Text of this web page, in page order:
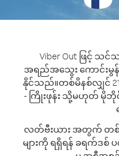
Viber Out ဖြင့်
အရည်အသွေး ကောင်းမွန်
နိုင်သည်။တစ်မိနစ်လျှင်
- ကြိုးဖုန်း သို့မဟုတ် မိုဘို
လတ်ဗီးယား အတွက် တစ်မိ
များကို ရရှိရန် ခရက်ဒစ်